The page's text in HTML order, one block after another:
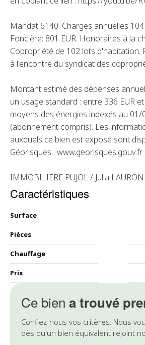
Ce bien a trouvé
Confiez-nous vos critères. Nous
dès qu'un bien équivalent rejoint
Mandat 6140. Charges annuelles
Foncière: 801 EUR. Honoraires à la
Copropriété de 102 lots d'habitation.
à l'encontre du syndicat des
Montant estimé des dépenses
un usage standard : entre 336 EUR
moyens des énergies indexés au 01/
(abonnement compris). Les
auxquels ce bien est exposé sont
Géorisques : www.georisques.gouv.fr
IMMOBILIERE PUJOL / Julia
Caractéristiques
Surface
Pièces
Chauffage
Prix